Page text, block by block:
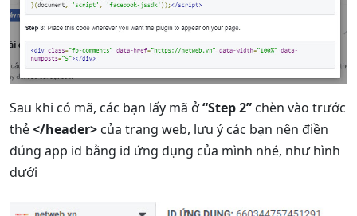
Sau khi có mã, các bạn lấy mã ở“Step 2” chèn vào trước
thẻ</header> của trang web, lưu ý các bạn nên điền
đúng app id bằng id ứng dụng của mình nhé, như hình
dưới